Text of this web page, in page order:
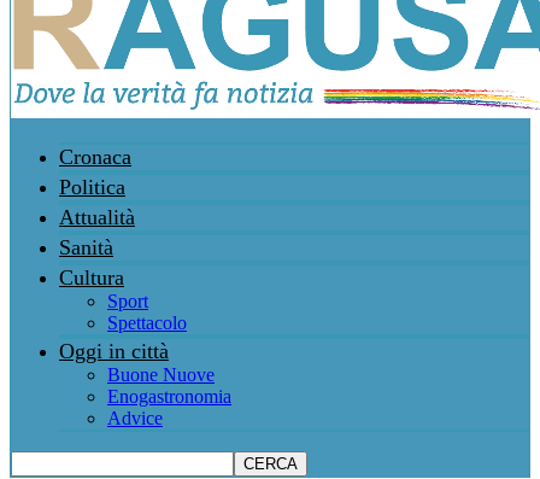
Cronaca
Politica
Attualità
Sanità
Cultura
Sport
Spettacolo
Oggi in città
Buone Nuove
Enogastronomia
Advice